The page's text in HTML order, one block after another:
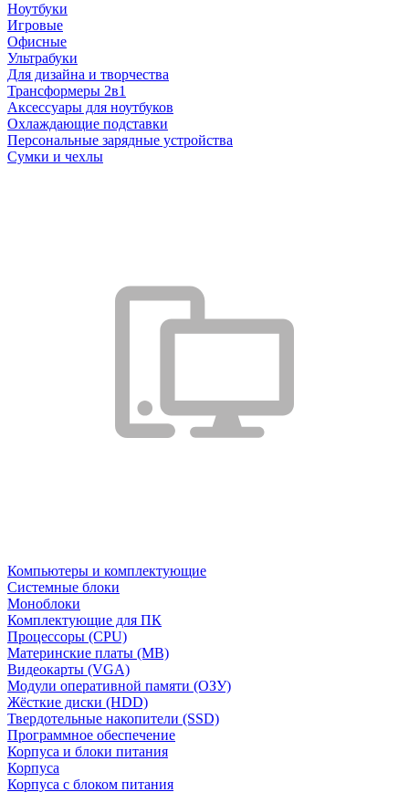
Ноутбуки
Игровые
Офисные
Ультрабуки
Для дизайна и творчества
Трансформеры 2в1
Аксессуары для ноутбуков
Охлаждающие подставки
Персональные зарядные устройства
Сумки и чехлы
Компьютеры и комплектующие
Системные блоки
Моноблоки
Комплектующие для ПК
Процессоры (CPU)
Материнские платы (MB)
Видеокарты (VGA)
Модули оперативной памяти (ОЗУ)
Жёсткие диски (HDD)
Твердотельные накопители (SSD)
Программное обеспечение
Корпуса и блоки питания
Корпуса
Корпуса с блоком питания